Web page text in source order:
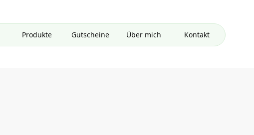
Produkte Gutscheine Über mich Kontakt